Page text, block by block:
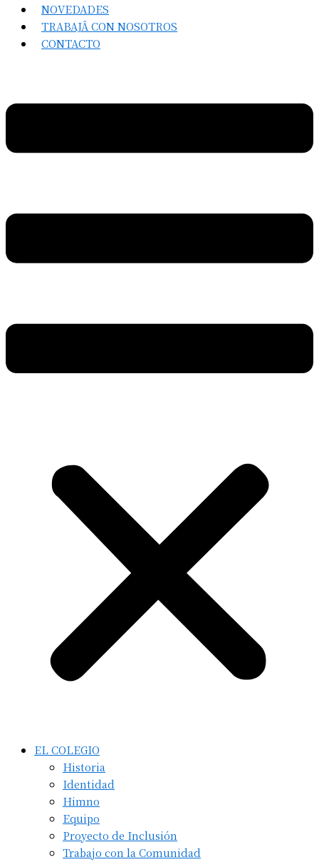
NOVEDADES
TRABAJÂ CON NOSOTROS
CONTACTO
EL COLEGIO
Historia
Identidad
Himno
Equipo
Proyecto de Inclusión
Trabajo con la Comunidad